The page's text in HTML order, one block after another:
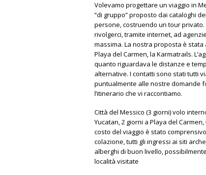
Volevamo progettare un viaggio in
“di gruppo” proposto dai cataloghi
persone, costruendo un tour
rivolgerci, tramite internet, ad
massima. La nostra proposta è
Playa del Carmen, la Karmatrails.
quanto riguardava le distanze e
alternative. I contatti sono stati tutti
puntualmente alle nostre domande
l’itinerario che vi raccontiamo.
Città del Messico (3 giorni) volo
Yucatan, 2 giorni a Playa del
costo del viaggio è stato
colazione, tutti gli ingressi ai siti
alberghi di buon livello,
località visitate